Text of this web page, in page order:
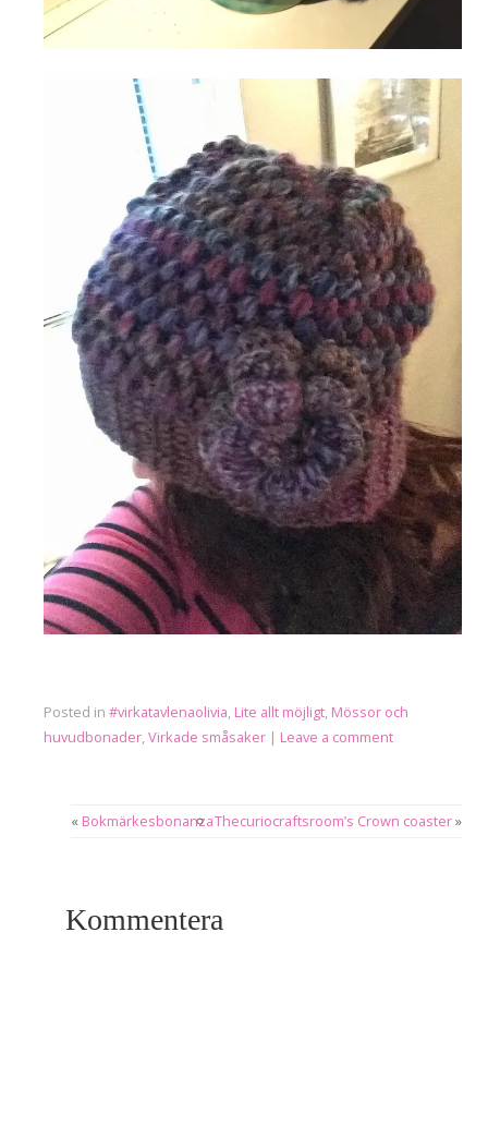
Posted in#virkatavlenaolivia, Lite allt möjligt, Mössor och
huvudbonader,Virkade småsaker | Leave a comment
« BokmärkesbonanzaThecuriocraftsroom’s Crown coaster»
Kommentera